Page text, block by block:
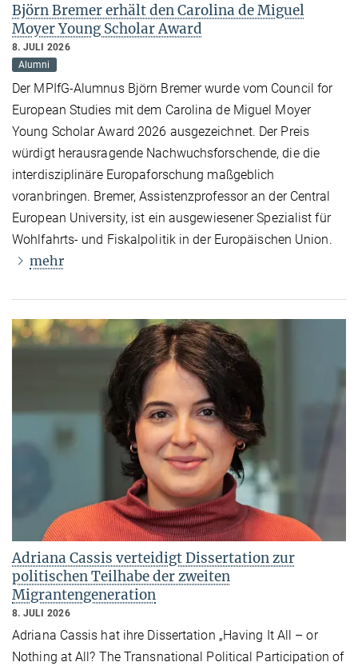
Björn Bremer erhält den Carolina de Miguel
Moyer Young Scholar Award
8. JULI 2026
Alumni
Der MPIfG-Alumnus Björn Bremer wurde vom Council for
European Studies mit dem Carolina de Miguel Moyer
Young Scholar Award 2026 ausgezeichnet. Der Preis
würdigt herausragende Nachwuchsforschende, die die
interdisziplinäre Europaforschung maßgeblich
voranbringen. Bremer, Assistenzprofessor an der Central
European University, ist ein ausgewiesener Spezialist für
Wohlfahrts- und Fiskalpolitik in der Europäischen Union.
mehr
Adriana Cassis verteidigt Dissertation zur
politischen Teilhabe der zweiten
Migrantengeneration
8. JULI 2026
Adriana Cassis hat ihre Dissertation „Having It All – or
Nothing at All? The Transnational Political Participation of